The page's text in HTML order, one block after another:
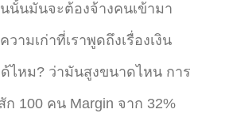
นั้นมันจะต้องจ้างคนเข้ามา
ามเก่าที่เราพูดถึงเรื่องเงิน
ไหม? ว่ามันสูงขนาดไหน การ
ก 100 คน Margin จาก 32%